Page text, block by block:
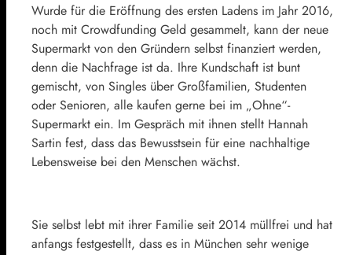
Wurde für die Eröffnung des ersten Ladens im Jahr 2016,
noch mit Crowdfunding Geld gesammelt, kann der neue
Supermarkt von den Gründern selbst finanziert werden,
denn die Nachfrage ist da. Ihre Kundschaft ist bunt
gemischt, von Singles über Großfamilien, Studenten
oder Senioren, alle kaufen gerne bei im „Ohne“-
Supermarkt ein. Im Gespräch mit ihnen stellt Hannah
Sartin fest, dass das Bewusstsein für eine nachhaltige
Lebensweise bei den Menschen wächst.
Sie selbst lebt mit ihrer Familie seit 2014 müllfrei und hat
anfangs festgestellt, dass es in München sehr wenige